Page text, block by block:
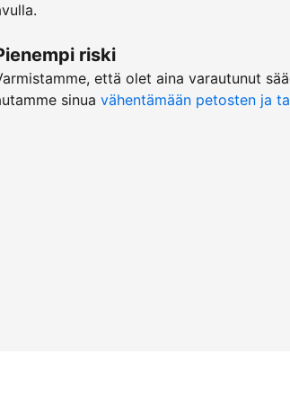
riski
että olet aina varautunut
sinua vähentämään petosten ja